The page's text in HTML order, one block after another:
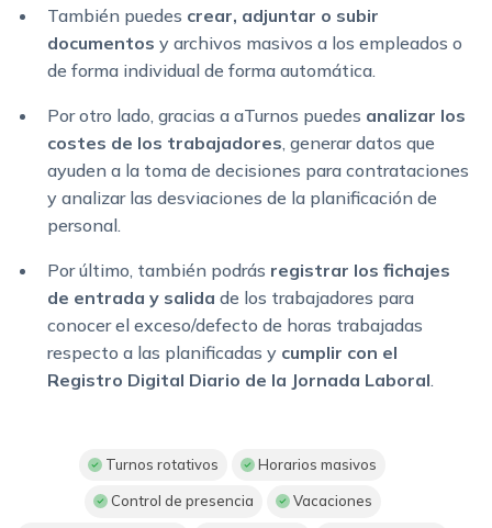
También puedes crear, adjuntar o subir
documentos y archivos masivos a los empleados o
de forma individual de forma automática.
Por otro lado, gracias a aTurnos puedes analizar los
costes de los trabajadores , generar datos que
ayuden a la toma de decisiones para contrataciones
y analizar las desviaciones de la planificación de
personal.
Por último, también podrás registrar los fichajes
de entrada y salida de los trabajadores para
conocer el exceso/defecto de horas trabajadas
respecto a las planificadas y cumplir con el
Registro Digital Diario de la Jornada Laboral
Turnos rotativos Horarios masivos
Control de presencia Vacaciones